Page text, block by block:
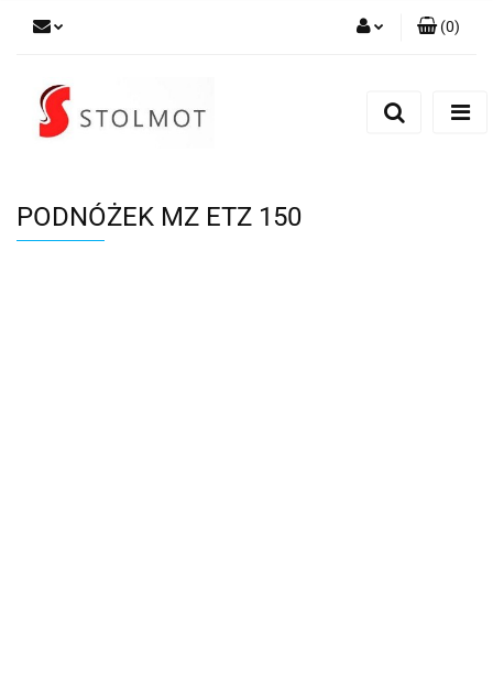
(0)
PODNÓŻEK MZ ETZ 150